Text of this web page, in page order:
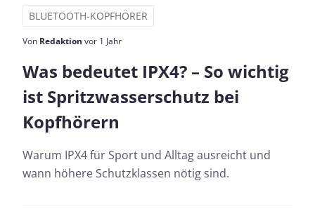
BLUETOOTH-KOPFHÖRER
Von Redaktion vor 1 Jahr
Was bedeutet IPX4? – So wichtig
ist Spritzwasserschutz bei
Kopfhörern
Warum IPX4 für Sport und Alltag ausreicht und
wann höhere Schutzklassen nötig sind.